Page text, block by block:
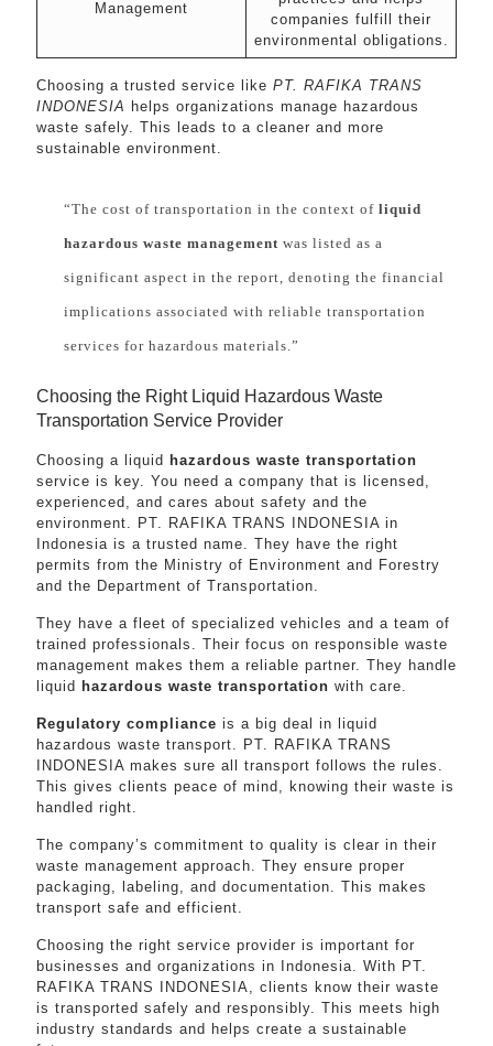
Management
companies fulfill their
environmental obligations.
Choosing a trusted service like PT. RAFIKA TRANS
INDONESIA helps organizations manage hazardous
waste safely. This leads to a cleaner and more
sustainable environment.
“The cost of transportation in the context of liquid
hazardous waste management was listed as a
significant aspect in the report, denoting the financial
implications associated with reliable transportation
services for hazardous materials.”
Choosing the Right Liquid Hazardous Waste
Transportation Service Provider
Choosing a liquid hazardous waste transportation
service is key. You need a company that is licensed,
experienced, and cares about safety and the
environment. PT. RAFIKA TRANS INDONESIA in
Indonesia is a trusted name. They have the right
permits from the Ministry of Environment and Forestry
and the Department of Transportation.
They have a fleet of specialized vehicles and a team of
trained professionals. Their focus on responsible waste
management makes them a reliable partner. They handle
liquid hazardous waste transportation with care.
Regulatory compliance is a big deal in liquid
hazardous waste transport. PT. RAFIKA TRANS
INDONESIA makes sure all transport follows the rules.
This gives clients peace of mind, knowing their waste is
handled right.
The company’s commitment to quality is clear in their
waste management approach. They ensure proper
packaging, labeling, and documentation. This makes
transport safe and efficient.
Choosing the right service provider is important for
businesses and organizations in Indonesia. With PT.
RAFIKA TRANS INDONESIA, clients know their waste
is transported safely and responsibly. This meets high
industry standards and helps create a sustainable